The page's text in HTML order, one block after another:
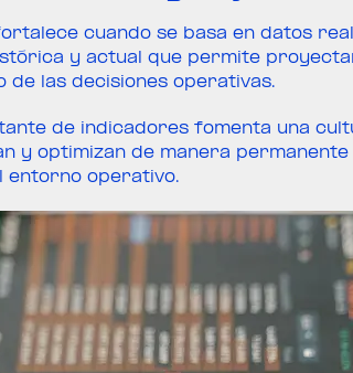
cuando se basa en datos
y actual que permite
de las decisiones operativas.
de indicadores fomenta una
y optimizan de manera
entorno operativo.